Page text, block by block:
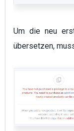
Um die neu
übersetzen,